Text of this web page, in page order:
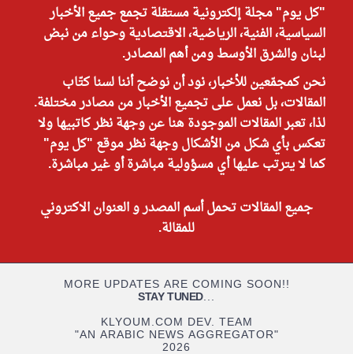
"كل يوم" مجلة إلكترونية مستقلة تجمع جميع الأخبار
السياسية، الفنية، الرياضية، الاقتصادية وحواء من نبض
لبنان والشرق الأوسط ومن أهم المصادر.
نحن كمجمّعين للأخبار، نود أن نوضح أننا لسنا كتّاب
المقالات، بل نعمل على تجميع الأخبار من مصادر مختلفة.
لذا، تعبر المقالات الموجودة هنا عن وجهة نظر كاتبيها ولا
تعكس بأي شكل من الأشكال وجهة نظر موقع "كل يوم"
كما لا يترتب عليها أي مسؤولية مباشرة أو غير مباشرة.
جميع المقالات تحمل أسم المصدر و العنوان الاكتروني
للمقالة.
MORE UPDATES ARE COMING SOON!!
STAY TUNED...
KLYOUM.COM DEV. TEAM
"AN ARABIC NEWS AGGREGATOR"
2026